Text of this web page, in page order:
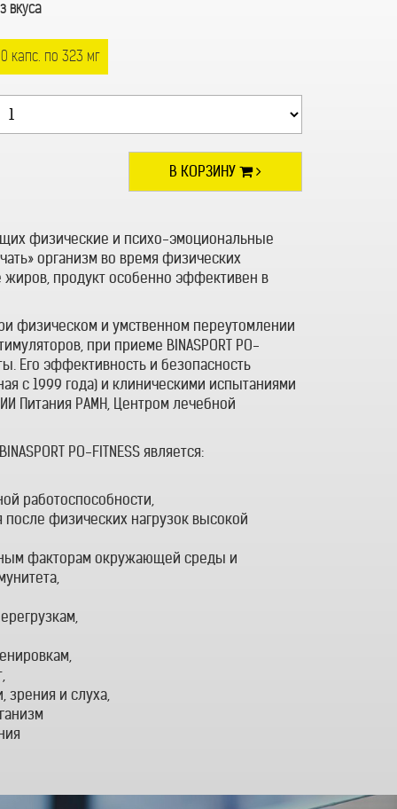
вкуса
капс. по 323 мг
В КОРЗИНУ
физические и психо-эмоциональные
организм во время физических
продукт особенно эффективен в
физическом и умственном переутомлении
при приеме BINASPORT РО-
Его эффективность и безопасность
с 1999 года) и клиническими испытаниями
Питания РАМН, Центром лечебной
PO-FITNESS является:
работоспособности,
физических нагрузок высокой
факторам окружающей среды и
зрения и слуха,